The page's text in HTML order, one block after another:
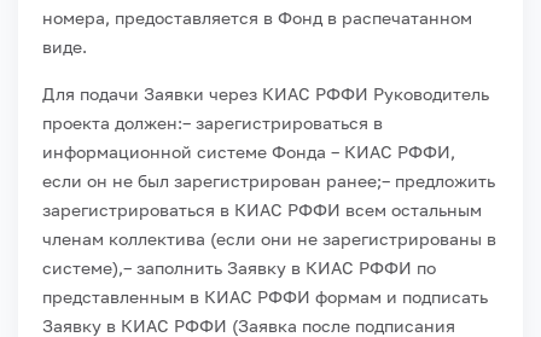
номера, предоставляется в Фонд в распечатанном
виде.
Для подачи Заявки через КИАС РФФИ Руководитель
проекта должен:– зарегистрироваться в
информационной системе Фонда – КИАС РФФИ,
если он не был зарегистрирован ранее;– предложить
зарегистрироваться в КИАС РФФИ всем остальным
членам коллектива (если они не зарегистрированы в
системе),– заполнить Заявку в КИАС РФФИ по
представленным в КИАС РФФИ формам и подписать
Заявку в КИАС РФФИ (Заявка после подписания